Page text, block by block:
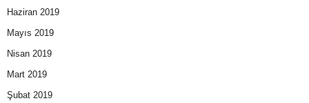
Haziran 2019
Mayıs 2019
Nisan 2019
Mart 2019
Şubat 2019